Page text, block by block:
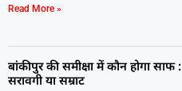
Read More »
बांकीपुर की समीक्षा में कौन होगा साफ :
सरावगी या सम्राट